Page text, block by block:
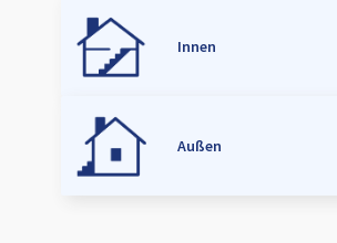
Innen
Außen